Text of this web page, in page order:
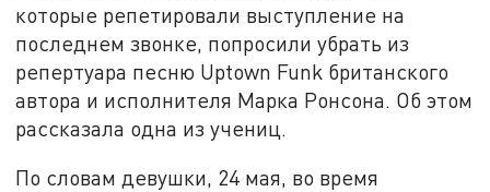
которые репетировали выступление на
последнем звонке, попросили убрать из
репертуара песню Uptown Funk британского
автора и исполнителя Марка Ронсона. Об этом
рассказала одна из учениц.
По словам девушки, 24 мая, во время